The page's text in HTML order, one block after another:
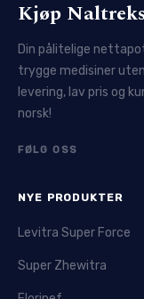
Kjøp
Din pålitelige
trygge medisiner
levering, lav pris og
norsk!
FØLG OSS
NYE PRODUKTER
Levitra Super Force
Super Zhewitra